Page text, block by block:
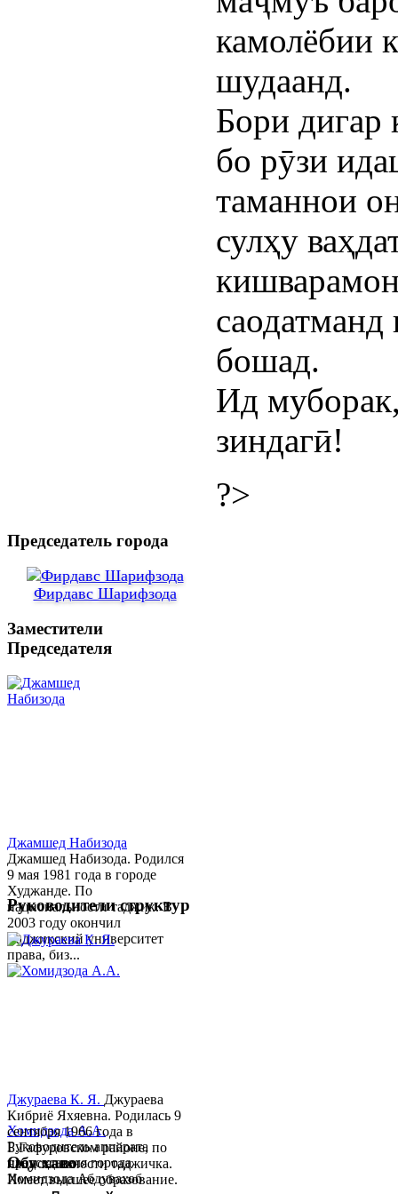
камолёбии
шудаанд.
Бори дигар
бо рӯзи
таманнои
сулҳу
бошад.
Ид
зиндагӣ!
?>
Председатель города
Фирдавс Шарифзода
Заместители
Председателя
Джамшед Набизода
Джамшед Набизода. Родился
9 мая 1981 года в городе
Худжанде. По
национальности таджик. В
2003 году окончил
Таджикский университет
права, биз...
Хомидзода А.А.
Руководитель аппарата
председателя города
Хомидзода Абдувахоб
Руководители структур
Джураева К. Я. Джураева
Кибриё Яхяевна. Родилась 9
сентября 1966 года в
Б.Гафуровском районе, по
национальности таджичка.
Имеет высшее образование.
Обу хаво